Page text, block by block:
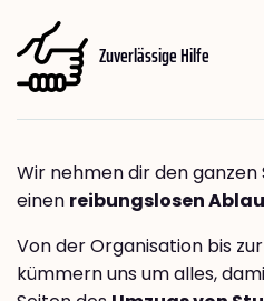
Zuverlässige Hilfe
Wir nehmen dir den
einen reibungslosen
Von der Organisation bis
kümmern uns um alles,